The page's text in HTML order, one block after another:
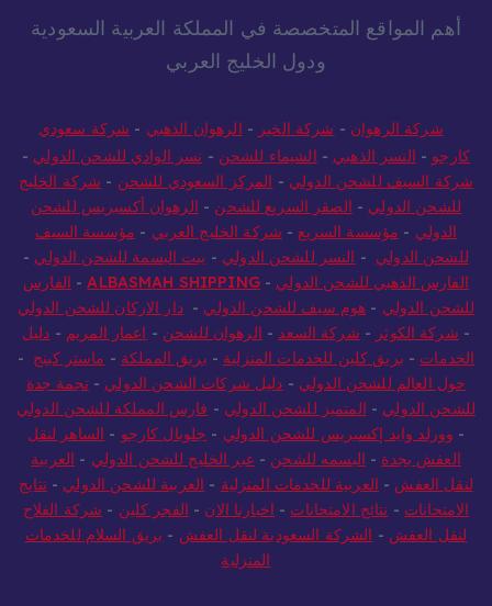
أهم المواقع المتخصصة في المملكة العربية السعودية
ودول الخليج العربي
شركة الرهوان - شركة الخير - الرهوان الذهبي - شركة سعودي
كارجو - النسر الذهبي - الشيماء للشحن - نسر الوادي للشحن الدولي -
شركة السيف للشحن الدولي - المركز السعودي للشحن - شركة الخليج
للشحن الدولي - الصقر السريع للشحن - الرهوان أكسبريس للشحن
الدولي - مؤسسة السريع - شركة الخليج العربي - مؤسسة السيف
للشحن الدولي - النسر للشحن الدولي - بيت البسمة للشحن الدولي -
الفارس الذهبي للشحن الدولي -
ALBASMAH SHIPPING
- الفارس
للشحن الدولي - هوم سيف للشحن الدولي -دار الاركان للشحن الدولي
- شركة الكوثر - شركة السعد - الرهوان للشحن - اعمار المريم - دليل
الخدمات - بريق كلين للخدمات المنزلية - بريق المملكة - ماستر كينج -
حول العالم للشحن الدولي - دليل شركات الشحن الدولي - نجمة جدة
للشحن الدولي - المتميز للشحن الدولي - فارس المملكة للشحن الدولي
- وورلد وايد إكسبريس للشحن الدولي - جلوبال كارجو - الساهر لنقل
العفش بجدة - البسمه للشحن - عبر الخليج للشحن الدولي - العربية
لنقل العفش - العربية للخدمات المنزلية - العربية للشحن الدولي - نتايج
الامتحانات - نتائج الامتحانات - اخبارنا الان - الفجر كلين - شركة الفلاح
لنقل العفش - الشركة السعودية لنقل العفش - بريق السلام للخدمات
المنزلية